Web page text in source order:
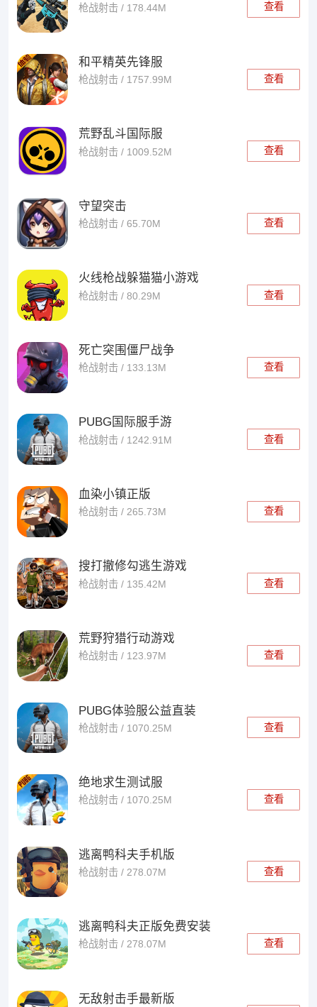
枪战射击 / 178.44M 查看
和平精英先锋服
枪战射击 / 1757.99M 查看
荒野乱斗国际服
枪战射击 / 1009.52M 查看
守望突击
枪战射击 / 65.70M 查看
火线枪战躲猫猫小游戏
枪战射击 / 80.29M 查看
死亡突围僵尸战争
枪战射击 / 133.13M 查看
PUBG国际服手游
枪战射击 / 1242.91M 查看
血染小镇正版
枪战射击 / 265.73M 查看
搜打撤修勾逃生游戏
枪战射击 / 135.42M 查看
荒野狩猎行动游戏
枪战射击 / 123.97M 查看
PUBG体验服公益直装
枪战射击 / 1070.25M 查看
绝地求生测试服
枪战射击 / 1070.25M 查看
逃离鸭科夫手机版
枪战射击 / 278.07M 查看
逃离鸭科夫正版免费安装
枪战射击 / 278.07M 查看
无敌射击手最新版